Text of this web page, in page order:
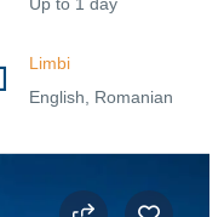
Limbi
English, Romanian